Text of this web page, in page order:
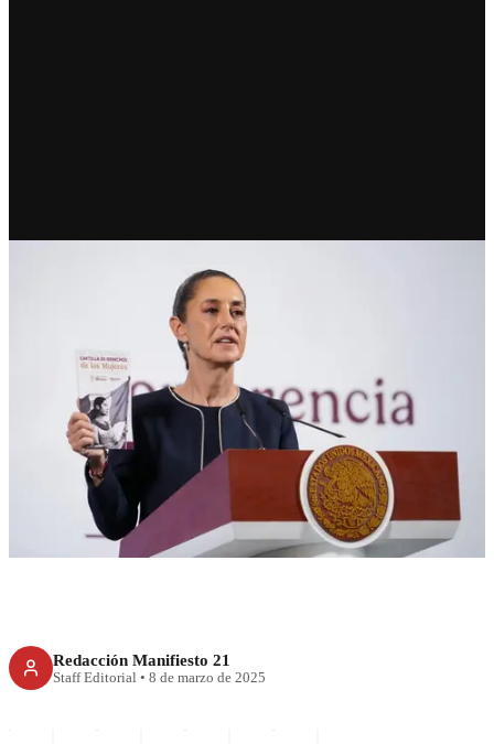
RECIENTE
8M: lanzan Cartilla de
Derechos de las Mujeres
Redacción Manifiesto 21
Staff Editorial • 8 de marzo de 2025